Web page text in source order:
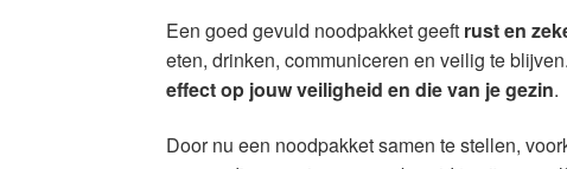
Een goed gevuld noodpakket geeft rust en
eten, drinken, communiceren en veilig te
effect op jouw veiligheid en die van je gezin.
Door nu een noodpakket samen te stellen,